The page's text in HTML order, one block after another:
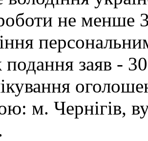
не менше
заяв -
м. Чернігів,